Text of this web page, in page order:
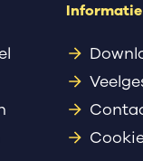
Informatie